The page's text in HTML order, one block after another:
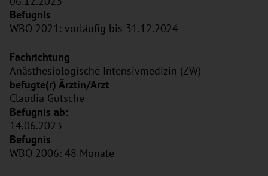
WBO 2021: vorläufig bis 31.12.2024
Anästhesiologische Intensivmedizin (ZW)
Claudia Gutsche
14.06.2023
WBO 2006: 48 Monate